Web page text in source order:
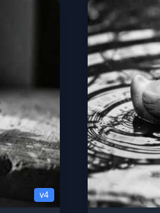
v4